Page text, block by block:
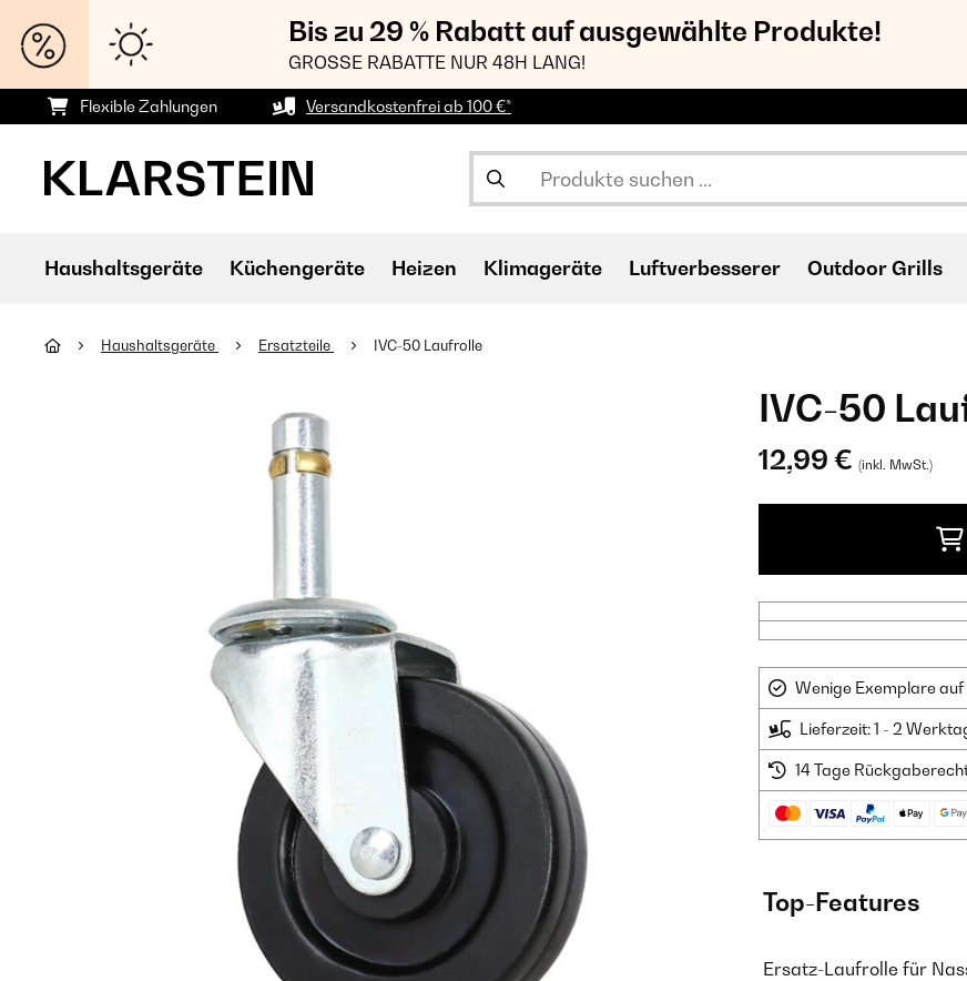
Bis zu 29 % Rabatt auf ausgewählte Produkte!
GROSSE RABATTE NUR 48H LANG!
Flexible Zahlungen Versandkostenfrei ab 100 €*
Haushaltsgeräte Küchengeräte Heizen Klimageräte Luftverbesserer Outdoor Grills
Haushaltsgeräte Ersatzteile IVC-50 Laufrolle
IVC-50
12,99 € (inkl. MwSt.)
Wenige Exemplare
Lieferzeit: 1 - 2
14 Tage
Top-Features
Ersatz-Laufrolle für